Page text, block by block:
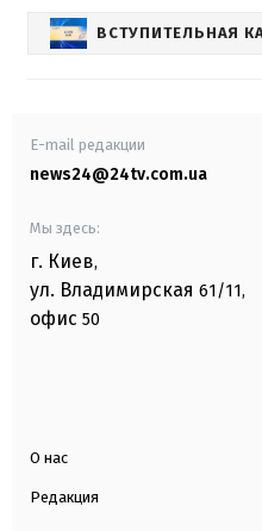
ВСТУПИТЕЛЬНАЯ
E-mail редакции
news24@24tv.com.ua
Мы здесь:
г. Киев,
ул. Владимирская 61/11,
офис 50
О нас
Редакция